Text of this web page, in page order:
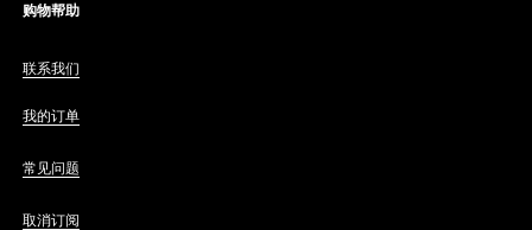
购物帮助
联系我们
我的订单
常见问题
取消订阅